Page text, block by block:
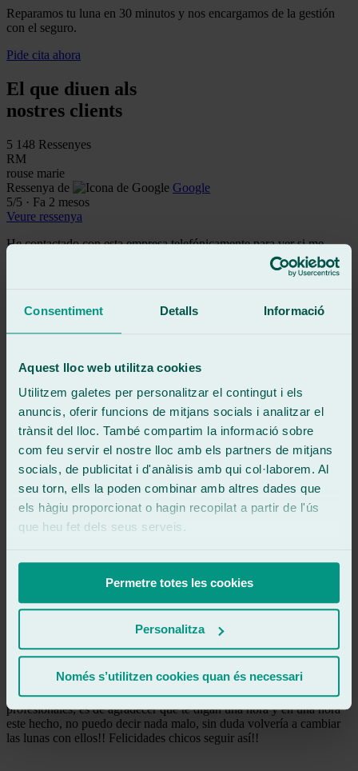
Consentiment Detalls Informació
Aquest lloc web utilitza cookies
Utilitzem galetes per personalitzar el contingut i els
anuncis, oferir funcions de mitjans socials i analitzar el
trànsit del lloc. També compartim la informació sobre
com feu servir el nostre lloc amb els partners de mitjans
socials, de publicitat i d'anàlisis amb qui col·laborem. Al
seu torn, ells la poden combinar amb altres dades que
els hàgiu proporcionat o hagin recopilat a partir de l'ús
que heu fet dels seus serveis.
Permetre totes les cookies
Personalitza
Només s’utilitzen cookies quan és necessari
Reparamos tu luna en 30 minutos y nos encargamos de la gestión
con el seguro.
Pide cita ahora
El que diuen als
nostres clients
5 148 Ressenyes
RM
rouse marie
Ressenya de
Google
5/5 · Fa 2 mesos
Veure ressenya
He contactado con esta empresa telefónicamente para ver si me
podían solucionar un problema,nos atendió Rubén y aunque al final
no me pueden solucionar nada ya que no me lo pueden hacer,Rubén
Veure ressenya
/5· Fa 4 mesos
Veure ressenya
Servei perfecte. Personal de 10. Moltes gràcies. Apuntats per el
futur.
Veure ressenya
ML
mario lázaro
Ressenya de
/5· Fa 4 mesos
Veure ressenya
estaba como nuevo!
NA
/5· Fa 8 mesos
Muy contenta en Ralarsa Vic, super simpáticos y amables, eficaces y
profesionales, es de agradecer que te digan una hora y en una hora
este hecho, no puedo decir nada malo, sin duda volvería a cambiar
las lunas con ellos!! Felicidades chicos seguir así!!